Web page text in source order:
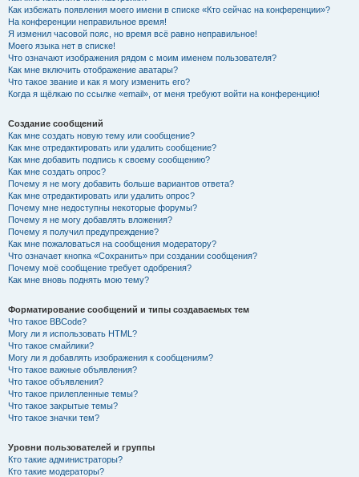
Как избежать появления моего имени в списке «Кто сейчас на конференции»?
На конференции неправильное время!
Я изменил часовой пояс, но время всё равно неправильное!
Моего языка нет в списке!
Что означают изображения рядом с моим именем пользователя?
Как мне включить отображение аватары?
Что такое звание и как я могу изменить его?
Когда я щёлкаю по ссылке «email», от меня требуют войти на конференцию!
Создание сообщений
Как мне создать новую тему или сообщение?
Как мне отредактировать или удалить сообщение?
Как мне добавить подпись к своему сообщению?
Как мне создать опрос?
Почему я не могу добавить больше вариантов ответа?
Как мне отредактировать или удалить опрос?
Почему мне недоступны некоторые форумы?
Почему я не могу добавлять вложения?
Почему я получил предупреждение?
Как мне пожаловаться на сообщения модератору?
Что означает кнопка «Сохранить» при создании сообщения?
Почему моё сообщение требует одобрения?
Как мне вновь поднять мою тему?
Форматирование сообщений и типы создаваемых тем
Что такое BBCode?
Могу ли я использовать HTML?
Что такое смайлики?
Могу ли я добавлять изображения к сообщениям?
Что такое важные объявления?
Что такое объявления?
Что такое прилепленные темы?
Что такое закрытые темы?
Что такое значки тем?
Уровни пользователей и группы
Кто такие администраторы?
Кто такие модераторы?